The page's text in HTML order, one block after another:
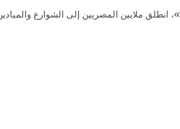
عقب إطلاق الحكم صافرة انتهاء مباراة مصر والكونجو، والتي أعلنت تأهل منتخب مصر إلى كأس العالم «روسيا 2018»، انطلق ملايين المصريين إلى